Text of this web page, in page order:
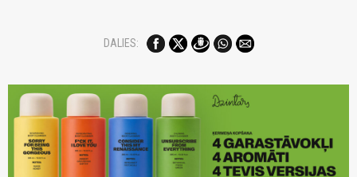
DALIES: